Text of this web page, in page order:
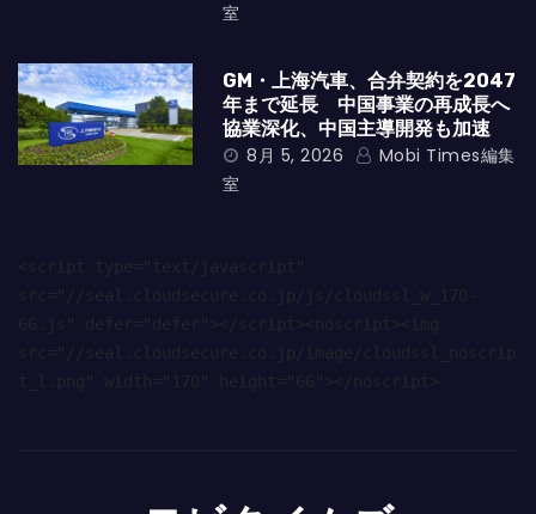
室
GM・上海汽車、合弁契約を2047
年まで延長 中国事業の再成長へ
協業深化、中国主導開発も加速
8月 5, 2026
Mobi Times編集
室